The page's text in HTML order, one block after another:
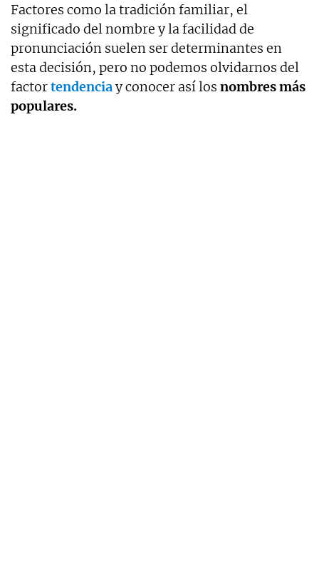
Factores como la tradición familiar, el
significado del nombre y la facilidad de
pronunciación suelen ser determinantes en
esta decisión, pero no podemos olvidarnos del
factortendenciay conocer así los nombres más
populares.